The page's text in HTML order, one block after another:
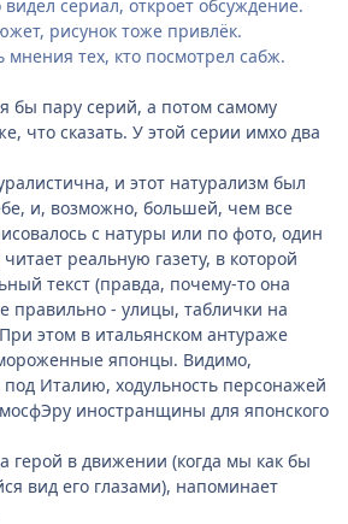
видел сериал, откроет обсуждение.
рисунок тоже привлёк.
тех, кто посмотрел сабж.
бы пару серий, а потом самому
что сказать. У этой серии имхо два
и этот натурализм был
и, возможно, большей, чем все
с натуры или по фото, один
реальную газету, в которой
текст (правда, почему-то она
правильно - улицы, таблички на
этом в итальянском антураже
японцы. Видимо,
под Италию, ходульность персонажей
иностранщины для японского
герой в движении (когда мы как бы
вид его глазами), напоминает